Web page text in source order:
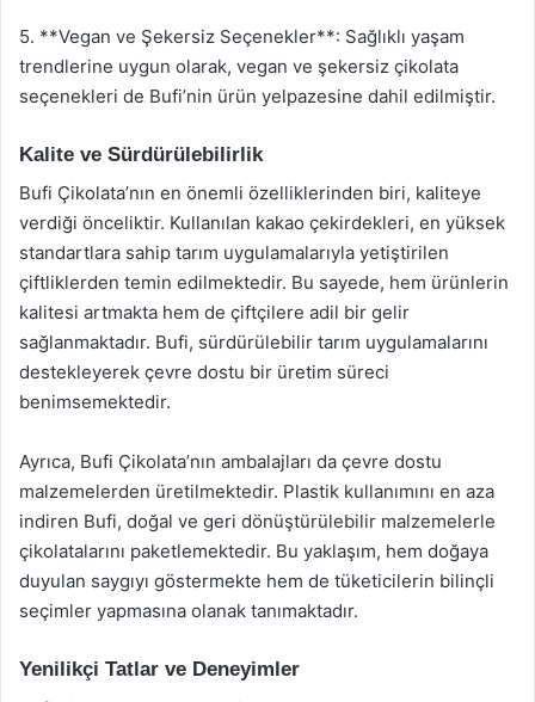
5. **Vegan ve Şekersiz Seçenekler**: Sağlıklı yaşam
trendlerine uygun olarak, vegan ve şekersiz çikolata
seçenekleri de Bufi’nin ürün yelpazesine dahil edilmiştir.
Kalite ve Sürdürülebilirlik
Bufi Çikolata’nın en önemli özelliklerinden biri, kaliteye
verdiği önceliktir. Kullanılan kakao çekirdekleri, en yüksek
standartlara sahip tarım uygulamalarıyla yetiştirilen
çiftliklerden temin edilmektedir. Bu sayede, hem ürünlerin
kalitesi artmakta hem de çiftçilere adil bir gelir
sağlanmaktadır. Bufi, sürdürülebilir tarım uygulamalarını
destekleyerek çevre dostu bir üretim süreci
benimsemektedir.
Ayrıca, Bufi Çikolata’nın ambalajları da çevre dostu
malzemelerden üretilmektedir. Plastik kullanımını en aza
indiren Bufi, doğal ve geri dönüştürülebilir malzemelerle
çikolatalarını paketlemektedir. Bu yaklaşım, hem doğaya
duyulan saygıyı göstermekte hem de tüketicilerin bilinçli
seçimler yapmasına olanak tanımaktadır.
Yenilikçi Tatlar ve Deneyimler